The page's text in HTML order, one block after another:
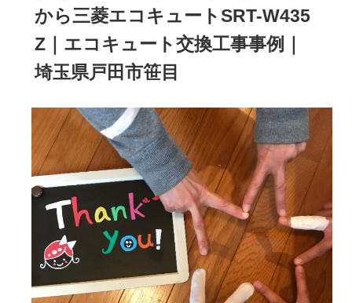
から三菱エコキュートSRT-W435
Z｜エコキュート交換工事事例｜
埼玉県戸田市笹目